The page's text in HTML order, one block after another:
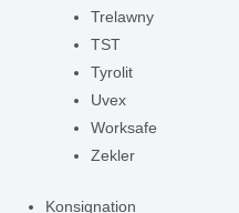
Trelawny
TST
Tyrolit
Uvex
Worksafe
Zekler
Konsignation